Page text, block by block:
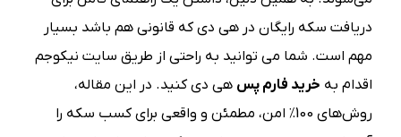
دریافت سکه رایگان در هی دی که قانونی هم باشد بسیار
مهم است. شما می توانید به راحتی از طریق سایت نیکوجم
اقدام به خرید فارم پس هی دی کنید. در این مقاله،
روش‌های 100٪ امن، مطمئن و واقعی برای کسب سکه را